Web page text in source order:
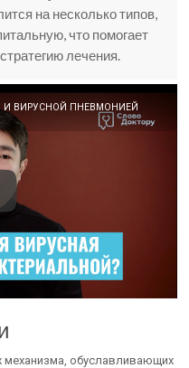
на несколько типов,
что помогает
лечения.
И ВИРУСНОЙ ПНЕВМОНИЕЙ
механизма, обуславливающих